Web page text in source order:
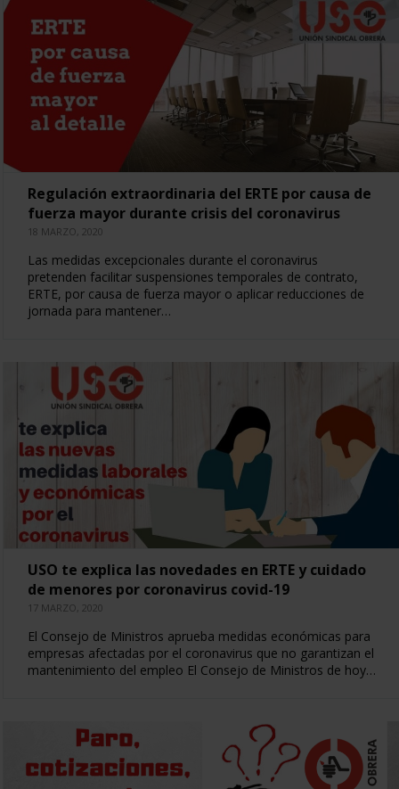
Regulación extraordinaria del ERTE por causa de
fuerza mayor durante crisis del coronavirus
18 MARZO, 2020
Las medidas excepcionales durante el coronavirus
pretenden facilitar suspensiones temporales de contrato,
ERTE, por causa de fuerza mayor o aplicar reducciones de
jornada para mantener…
USO te explica las novedades en ERTE y cuidado
de menores por coronavirus covid-19
17 MARZO, 2020
El Consejo de Ministros aprueba medidas económicas para
empresas afectadas por el coronavirus que no garantizan el
mantenimiento del empleo El Consejo de Ministros de hoy…